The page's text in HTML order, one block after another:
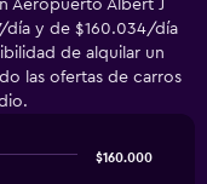
Aeropuerto Albert J
día y de $160.034/día
de alquilar un
las ofertas de carros
$160.000